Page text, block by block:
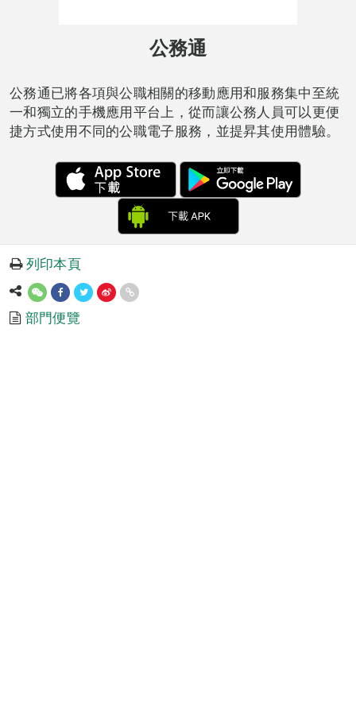
公務通
公務通已將各項與公職相關的移動應用和服務集中至統
一和獨立的手機應用平台上，從而讓公務人員可以更便
捷方式使用不同的公職電子服務，並提昇其使用體驗。
列印本頁
部門便覽